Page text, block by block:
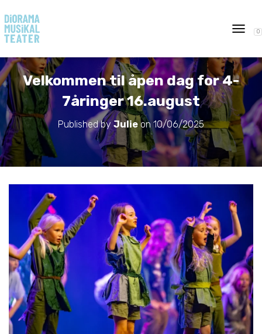
G
G
L
A
V
I
G
0
Velkommen til åpen dag for 4-
7åringer 16.august
Published by Julieon 10/06/2025